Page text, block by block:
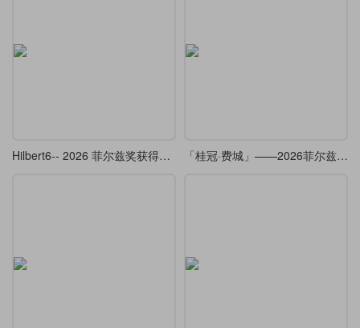
Hilbert6-- 2026 菲尔兹奖获得者邓煜学术报告的 beamer （复刻 ） 「桂冠·费城」——2026菲尔兹奖Beamer主题